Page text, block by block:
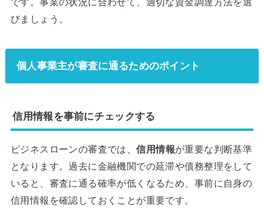
です。事業の状況に合わせて、適切な資金調達方法を選
びましょう。
個人事業主が審査に通るためのポイント
信用情報を事前にチェックする
ビジネスローンの審査では、信用情報が重要な判断基準
となります。過去に金融機関での延滞や債務整理をして
いると、審査に通る確率が低くなるため、事前に自身の
信用情報を確認しておくことが重要です。